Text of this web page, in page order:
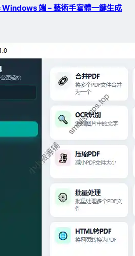
Windows 端 – 藝術手寫體一鍵生成